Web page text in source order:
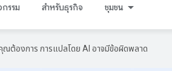
รรม สำหรับธุรกิจ ชุมชน
คุณต้องการ การแปลโดย AI อาจมีข้อผิดพลาด